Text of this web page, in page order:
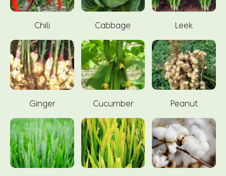
Chili Cabbage Leek
Ginger Cucumber Peanut